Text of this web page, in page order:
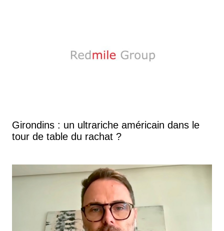
Girondins : un ultrariche américain dans le
tour de table du rachat ?